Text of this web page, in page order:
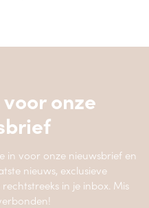
onze
in voor onze nieuwsbrief en
nieuws, exclusieve
in je inbox. Mis